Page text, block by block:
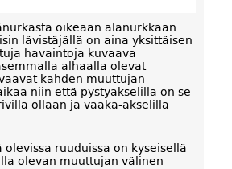
oikeaan alanurkkaan
lävistäjällä on aina yksittäisen
havaintoja kuvaava
alhaalla olevat
kahden muuttujan
niin että pystyakselilla on se
ollaan ja vaaka-akselilla
ruuduissa on kyseisellä
olevan muuttujan välinen